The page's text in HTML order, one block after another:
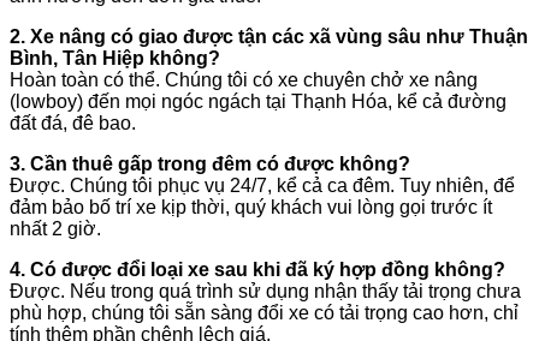
2. Xe nâng có giao được tận các xã vùng sâu như Thuận
Bình, Tân Hiệp không?
Hoàn toàn có thể. Chúng tôi có xe chuyên chở xe nâng
(lowboy) đến mọi ngóc ngách tại Thạnh Hóa, kể cả đường
đất đá, đê bao.
3. Cần thuê gấp trong đêm có được không?
Được. Chúng tôi phục vụ 24/7, kể cả ca đêm. Tuy nhiên, để
đảm bảo bố trí xe kịp thời, quý khách vui lòng gọi trước ít
nhất 2 giờ.
4. Có được đổi loại xe sau khi đã ký hợp đồng không?
Được. Nếu trong quá trình sử dụng nhận thấy tải trọng chưa
phù hợp, chúng tôi sẵn sàng đổi xe có tải trọng cao hơn, chỉ
tính thêm phần chênh lệch giá.